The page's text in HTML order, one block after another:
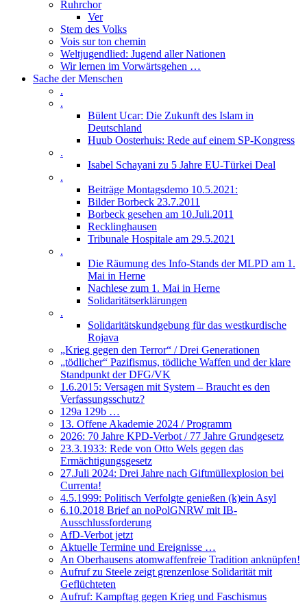
Ruhrchor
Ver
Stem des Volks
Vois sur ton chemin
Weltjugendlied: Jugend aller Nationen
Wir lernen im Vorwärtsgehen …
Sache der Menschen
.
.
Bülent Ucar: Die Zukunft des Islam in
Deutschland
Huub Oosterhuis: Rede auf einem SP-Kongress
.
Isabel Schayani zu 5 Jahre EU-Türkei Deal
.
Beiträge Montagsdemo 10.5.2021:
Bilder Borbeck 23.7.2011
Borbeck gesehen am 10.Juli.2011
Recklinghausen
Tribunale Hospitale am 29.5.2021
.
Die Räumung des Info-Stands der MLPD am 1.
Mai in Herne
Nachlese zum 1. Mai in Herne
Solidaritätserklärungen
.
Solidaritätskundgebung für das westkurdische
Rojava
„Krieg gegen den Terror“ / Drei Generationen
„tödlicher“ Pazifismus, tödliche Waffen und der klare
Standpunkt der DFG/VK
1.6.2015: Versagen mit System – Braucht es den
Verfassungsschutz?
129a 129b …
13. Offene Akademie 2024 / Programm
2026: 70 Jahre KPD-Verbot / 77 Jahre Grundgesetz
23.3.1933: Rede von Otto Wels gegen das
Ermächtigungsgesetz
27.Juli 2024: Drei Jahre nach Giftmüllexplosion bei
Currenta!
4.5.1999: Politisch Verfolgte genießen (k)ein Asyl
6.10.2018 Brief an noPolGNRW mit IB-
Ausschlussforderung
AfD-Verbot jetzt
Aktuelle Termine und Ereignisse …
An Oberhausens atomwaffenfreie Tradition anknüpfen!
Aufruf zu Steele zeigt grenzenlose Solidarität mit
Geflüchteten
Aufruf: Kampftag gegen Krieg und Faschismus